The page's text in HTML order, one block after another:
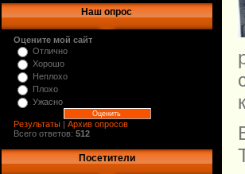
Наш опрос
Оцените мой сайт
Отлично
Хорошо
Неплохо
Плохо
Ужасно
Результаты | Архив опросов
Всего ответов: 512
Посетители